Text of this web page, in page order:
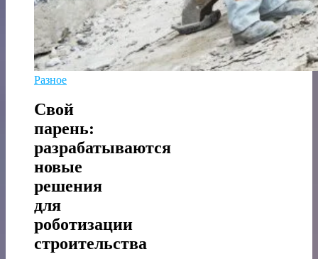
Разное
Свой
парень:
разрабатываются
новые
решения
для
роботизации
строительства